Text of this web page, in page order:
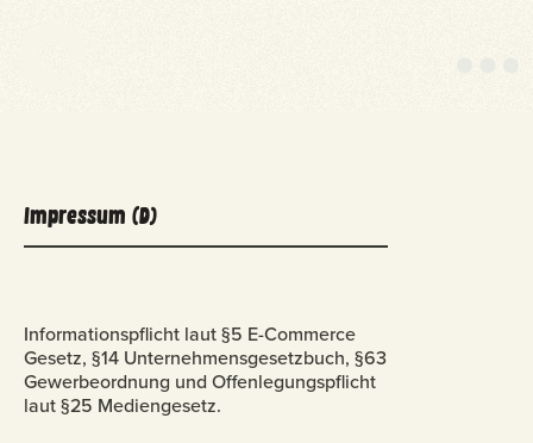
Impressum (D)
Informationspflicht laut §5 E-Commerce
Gesetz, §14 Unternehmensgesetzbuch, §63
Gewerbeordnung und Offenlegungspflicht
laut §25 Mediengesetz.